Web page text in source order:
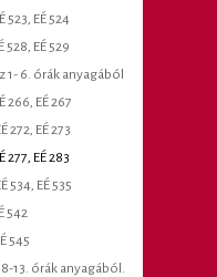
523, EÉ 524
528, EÉ 529
1- 6. órák anyagából
266, EÉ 267
272, EÉ 273
277, EÉ 283
534, EÉ 535
542
545
13. órák anyagából.